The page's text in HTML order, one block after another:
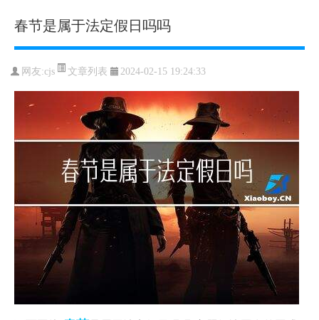
春节是属于法定假日吗吗
网友:cjs 文章列表 2024-02-15 19:24:33